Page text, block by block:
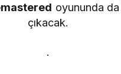
oyununda da
çıkacak.
.